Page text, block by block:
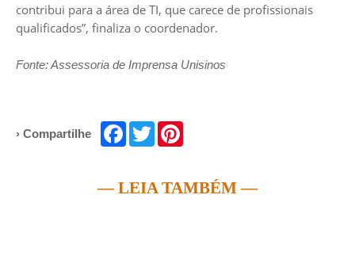
contribui para a área de TI, que carece de profissionais
qualificados”, finaliza o coordenador.
Fonte: Assessoria de Imprensa Unisinos
› Compartilhe Facebook
Twitter
— LEIA TAMBÉM —